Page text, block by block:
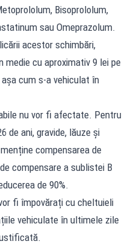
Bisoprololum,
sau Omeprazolum.
acestor schimbări,
cu aproximativ 9 lei pe
cum s-a vehiculat în
nu vor fi afectate. Pentru
de ani, gravide, lăuze și
compensarea de
compensare a sublistei B
de 90%.
fi împovărați cu cheltuieli
vehiculate în ultimele zile